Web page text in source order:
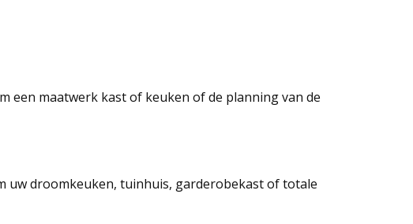
een maatwerk kast of keuken of de planning van de
uw droomkeuken, tuinhuis, garderobekast of totale